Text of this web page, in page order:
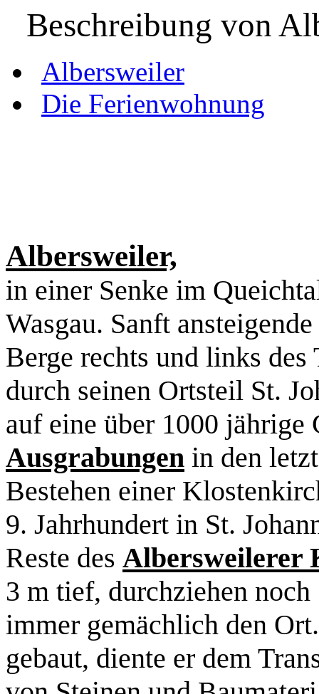
Beschreibung von
Albersweiler
Die Ferienwohnung
Albersweiler,
in einer Senke im
Wasgau. Sanft ansteigende
Berge rechts und links des
durch seinen Ortsteil St.
auf eine über 1000
Ausgrabungen in den
Bestehen einer
9. Jahrhundert in St.
Reste des Albersweilerer
3 m tief, durchziehen noch
immer gemächlich den
gebaut, diente er dem